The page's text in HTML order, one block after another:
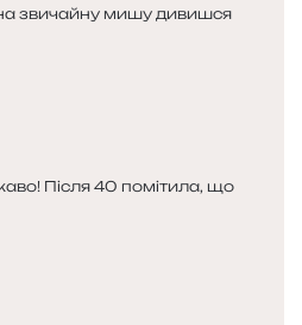
звичайну мишу дивишся
Після 40 помітила, що